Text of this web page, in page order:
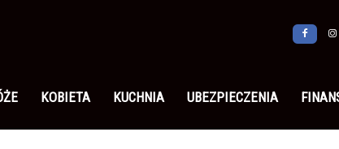
KOBIETA KUCHNIA UBEZPIECZENIA